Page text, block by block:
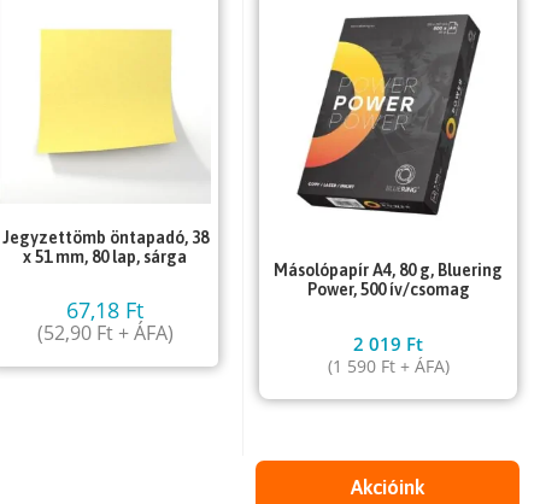
Jegyzettömb öntapadó, 38
x 51 mm, 80 lap, sárga
67,18 Ft
(52,90 Ft+ ÁFA)
Másolópapír A4, 80 g, Bluering
Power, 500 ív/csomag
2 019 Ft
(1 590 Ft+ ÁFA)
Akcióink